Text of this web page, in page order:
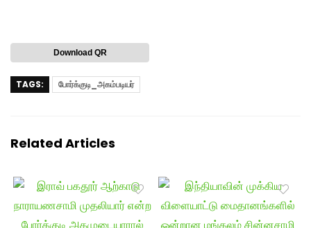
Download QR
TAGS: போர்க்குடி_அகம்படியர்
Related Articles